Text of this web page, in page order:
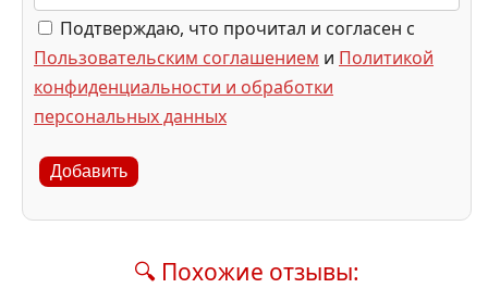
Подтверждаю, что прочитал и согласен с
Пользовательским соглашением и Политикой
конфиденциальности и обработки
персональных данных
Добавить
🔍 Похожие отзывы: